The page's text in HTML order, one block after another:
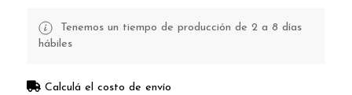
Tenemos un tiempo de producción de 2 a 8 días
hábiles
Calculá el costo de envío